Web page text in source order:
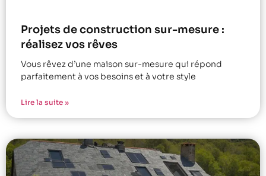
Projets de construction sur-mesure :
réalisez vos rêves
Vous rêvez d’une maison sur-mesure qui répond
parfaitement à vos besoins et à votre style
Lire la suite »